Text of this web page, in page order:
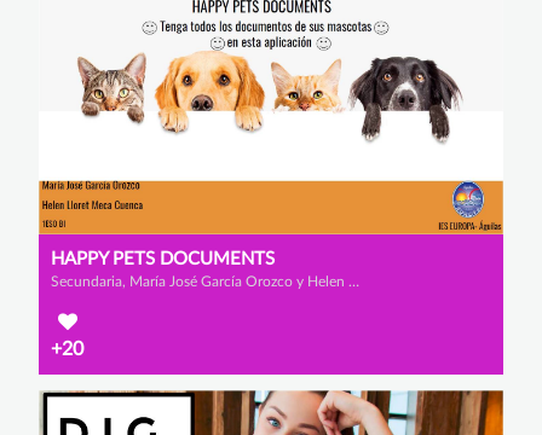
HAPPY PETS DOCUMENTS
Secundaria, María José García Orozco y Helen Lloret Meca Cuenca
+20